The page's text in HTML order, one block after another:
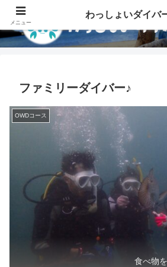
ファミリーダイバー♪
OWDコース
食べ物
メニュー
わっしょいダイバ